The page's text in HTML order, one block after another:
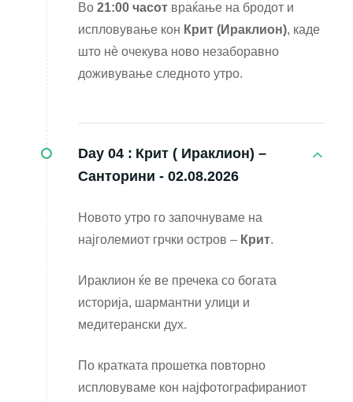
Во 21:00 часот враќање на бродот и
испловување кон Крит (Ираклион), каде
што нè очекува ново незаборавно
доживување следното утро.
Day 04 : Крит ( Ираклион) –
Санторини - 02.08.2026
Новото утро го започнуваме на
најголемиот грчки остров – Крит.
Ираклион ќе ве пречека со богата
историја, шармантни улици и
медитерански дух.
По кратката прошетка повторно
испловуваме кон најфотографираниот